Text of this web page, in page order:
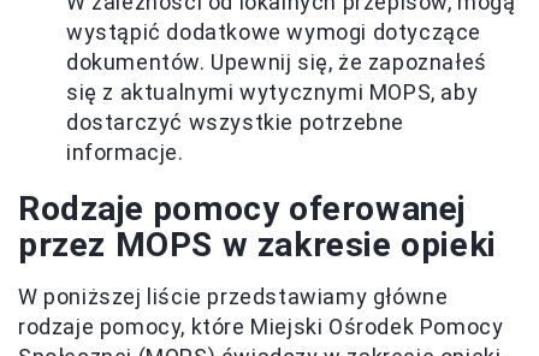
wystąpić dodatkowe wymogi dotyczące
dokumentów. Upewnij się, że zapoznałeś
się z aktualnymi wytycznymi MOPS, aby
dostarczyć wszystkie potrzebne
informacje.
Rodzaje pomocy oferowanej
przez MOPS w zakresie opieki
W poniższej liście przedstawiamy główne
rodzaje pomocy, które Miejski Ośrodek Pomocy